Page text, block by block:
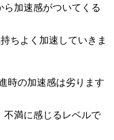
加速感がついてくる
ちよく加速していきま
時の加速感は劣ります
不満に感じるレベルで